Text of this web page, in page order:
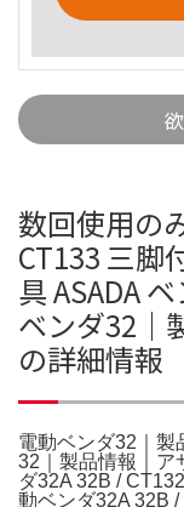
数回使用の
CT133 三脚
具 ASADA
ベンダ32｜
の詳細情報
電動ベンダ32｜製
32｜製品情報｜ア
ダ32A 32B /
動ベンダ32A 32B /